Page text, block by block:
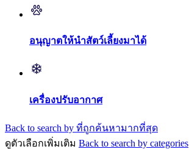
อนุญาตให้นำสัตว์เลี้ยงมาได้
เครื่องปรับอากาศ
Back to search by ที่ถูกค้นหามากที่สุด
ดูตัวเลือกเพิ่มเติม Back to search by categories